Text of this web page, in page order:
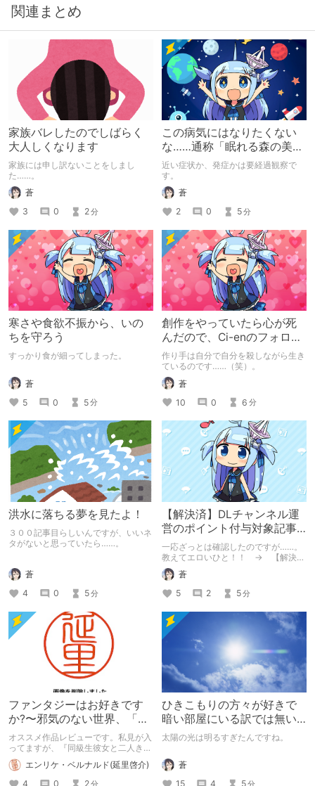
関連まとめ
家族バレしたのでしばらく
大人しくなります
家族には申し訳ないことをしまし
た……。
蒼
3
0 2分
この病気にはなりたくない
な……通称「眠れる森の美女
症候群」※私氏ちょっとピン
チの巻
近い症状か、発症かは要経過観察で
す。
蒼
2
0 5分
寒さや食欲不振から、いの
ちを守ろう
すっかり食が細ってしまった。
蒼
5
0 5分
創作をやっていたら心が死
んだので、Ci-enのフォロワ
ーさんに甘えたお話
作り手は自分で自分を殺しながら生き
ているのです……（笑）。
蒼
10
0 6 分
洪水に落ちる夢を見たよ！
３００記事目らしいんですが、いいネ
タがないと思っていたら……。
蒼
4
0 5分
【解決済】DLチャンネル運
営のポイント付与対象記事
の基準って大きく変わりま
したか？
一応ざっとは確認したのですが……。
教えてエロいひと！！ → 【解決】
偉い人が爆速で教えてくれたよ！
蒼
5
2 5分
ファンタジーはお好きです
か?〜邪気のない世界、「こ
のは通り」の作品
オススメ作品レビューです。私見が入
ってますが、『同級生彼女と二人きり
で』を、ファンタジーの一つとしてご
紹介します。若干のネタバレを含みま
すのでご注意ください。 現実では味
エンリケ・ベルナルド(延里啓介)
4
0 2分
ひきこもりの方々が好きで
暗い部屋にいる訳では無い
のかもしれないと気づいた
太陽の光は明るすぎたんですね。
蒼
15
4 5分